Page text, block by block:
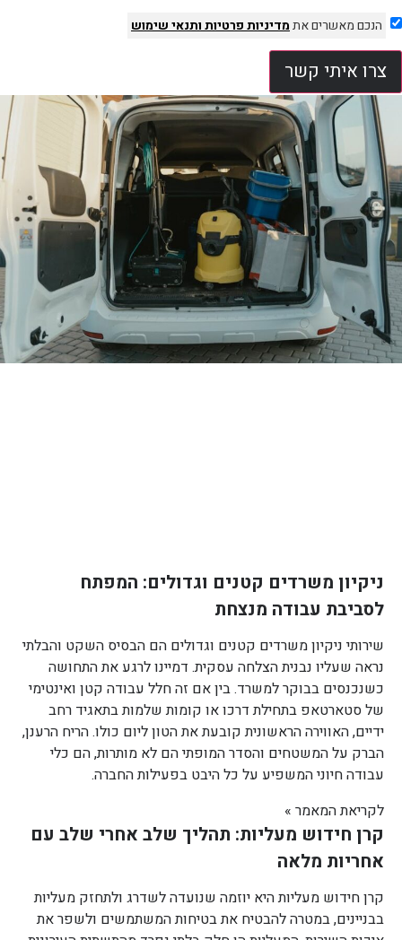
הנכם מאשרים אתמדיניות פרטיותותנאי שימוש
צרו איתי קשר
ניקיון משרדים קטנים וגדולים: המפתח
לסביבת עבודה מנצחת
שירותי ניקיון משרדים קטנים וגדולים הם הבסיס השקט והבלתי
נראה שעליו נבנית הצלחה עסקית. דמיינו לרגע את התחושה
כשנכנסים בבוקר למשרד. בין אם זה חלל עבודה קטן ואינטימי
של סטארטאפ בתחילת דרכו או קומות שלמות בתאגיד רחב
ידיים, האווירה הראשונית קובעת את הטון ליום כולו. הריח הרענן,
הברק על המשטחים והסדר המופתי הם לא מותרות, הם כלי
עבודה חיוני המשפיע על כל היבט בפעילות החברה.
לקריאת המאמר »
קרן חידוש מעליות: תהליך שלב אחרי שלב עם
אחריות מלאה
קרן חידוש מעליות היא יוזמה שנועדה לשדרג ולתחזק מעליות
בבניינים, במטרה להבטיח את בטיחות המשתמשים ולשפר את